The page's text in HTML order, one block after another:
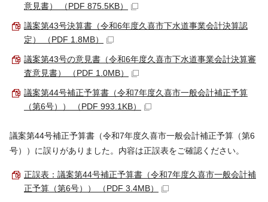
意見書） （PDF 875.5KB）
議案第43号決算書（令和6年度久喜市下水道事業会計決算認
定） （PDF 1.8MB）
議案第43号の意見書（令和6年度久喜市下水道事業会計決算審
査意見書） （PDF 1.0MB）
議案第44号補正予算書（令和7年度久喜市一般会計補正予算
（第6号）） （PDF 993.1KB）
議案第44号補正予算書（令和7年度久喜市一般会計補正予算（第6
号））に誤りがありました。内容は正誤表をご確認ください。
正誤表：議案第44号補正予算書（令和7年度久喜市一般会計補
正予算（第6号）） （PDF 3.4MB）